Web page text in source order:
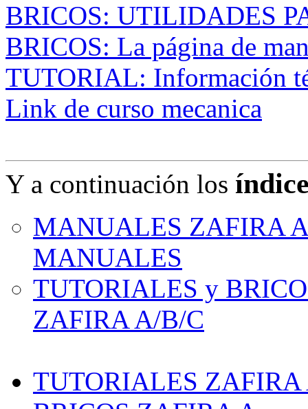
BRICOS: UTILIDADES
BRICOS: La página de
TUTORIAL: Información
Link de curso mecanica
Y a continuación los
MANUALES ZAFIRA
MANUALES
TUTORIALES y
ZAFIRA A/B/C
TUTORIALES ZAFIRA